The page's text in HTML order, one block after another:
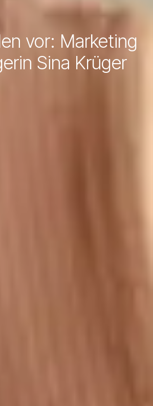
vor: Marketing
Sina Krüger